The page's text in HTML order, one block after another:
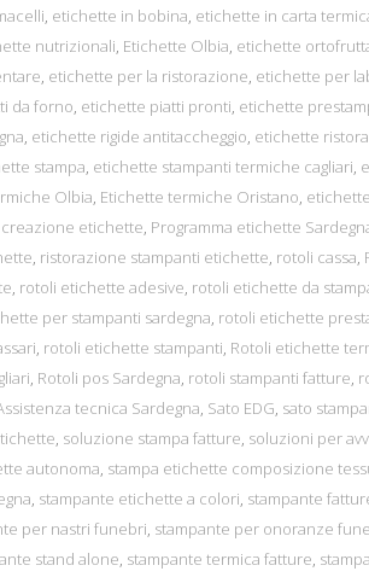
, etichette in bobina, etichette in carta
nutrizionali, Etichette Olbia, etichette
, etichette per la ristorazione, etichette per
da forno, etichette piatti pronti, etichette
, etichette rigide antitaccheggio, etichette
stampa, etichette stampanti termiche cagliari,
Olbia, Etichette termiche Oristano,
etichette, Programma etichette
, ristorazione stampanti etichette, rotoli cassa,
, rotoli etichette adesive, rotoli etichette da
per stampanti sardegna, rotoli etichette
, rotoli etichette stampanti, Rotoli etichette
, Rotoli pos Sardegna, rotoli stampanti fatture,
tecnica Sardegna, Sato EDG, sato
, soluzione stampa fatture, soluzioni per
autonoma, stampa etichette composizione
, stampante etichette a colori, stampante
per nastri funebri, stampante per onoranze
stand alone, stampante termica fatture,